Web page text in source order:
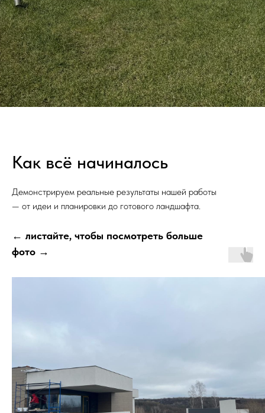
Как всё начиналось
Демонстрируем реальные результаты нашей работы
— от идеи и планировки до готового ландшафта.
← листайте, чтобы посмотреть больше
фото →